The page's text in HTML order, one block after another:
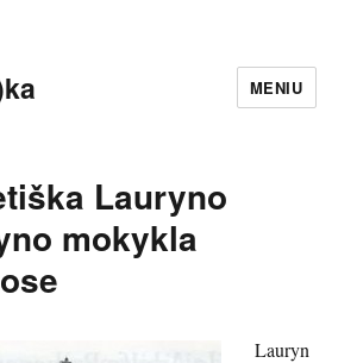
MENIU
Lauryno
mokykla
Lauryn